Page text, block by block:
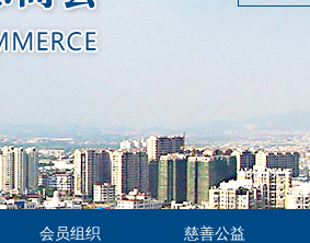
会员组织 慈善公益